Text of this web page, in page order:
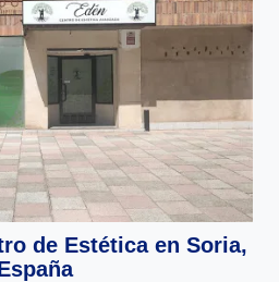
de Estética en Soria,